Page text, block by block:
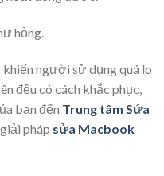
hỏng.
người sử dụng quá lo
đều có cách khắc phục,
bạn đến Trung tâm Sửa
pháp sửa Macbook